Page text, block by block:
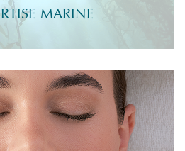
MARINE